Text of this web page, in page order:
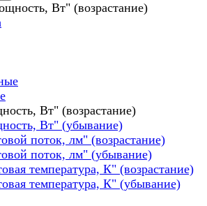
Вт" (возрастание)
Вт" (возрастание)
Вт" (убывание)
поток, лм" (возрастание)
поток, лм" (убывание)
температура, К" (возрастание)
температура, К" (убывание)